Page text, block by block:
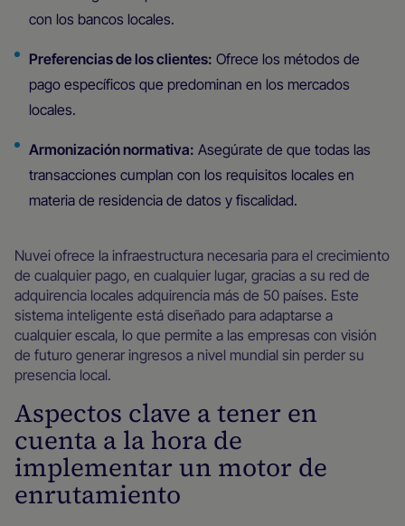
con los bancos locales.
Preferencias de los clientes: Ofrece los métodos de
pago específicos que predominan en los mercados
locales.
Armonización normativa: Asegúrate de que todas las
transacciones cumplan con los requisitos locales en
materia de residencia de datos y fiscalidad.
Nuvei ofrece la infraestructura necesaria para el crecimiento
de cualquier pago, en cualquier lugar, gracias a su red de
adquirencia locales adquirencia más de 50 países. Este
sistema inteligente está diseñado para adaptarse a
cualquier escala, lo que permite a las empresas con visión
de futuro generar ingresos a nivel mundial sin perder su
presencia local.
Aspectos clave a tener en
cuenta a la hora de
implementar un motor de
enrutamiento